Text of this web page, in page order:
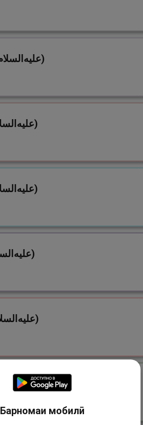
Ҳазрати Исмоил (علیه‌السلام)
Ҳазрати Исҳоқ (علیه‌السلام)
Ҳазрати Яъқуб (علیه‌السلام)
Ҳазрати Юсуф (علیه‌السلام)
Ҳазрати Шуайб (علیه‌السلام)
Ҳазрати Айюб (علیه‌السلام)
Барномаи мобилӣ